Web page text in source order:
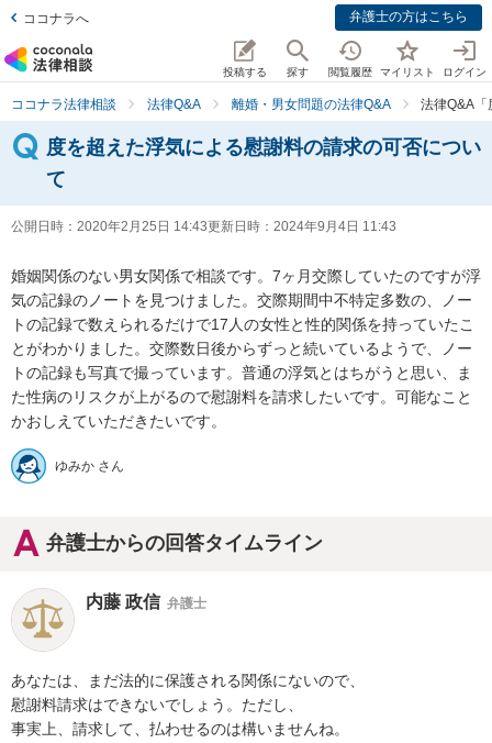
ココナラへ 弁護士の方はこちら
投稿する 探す 閲覧履歴 マイリスト ログイン
ココナラ法律相談 法律Q&A 離婚・男女問題の法律Q&A 法律Q&A
度を超えた浮気による慰謝料の請求の可否につい
て
公開日時： 2020年2月25日 14:43更新日時： 2024年9月4日 11:43
婚姻関係のない男女関係で相談です。7ヶ月交際していたのですが浮
気の記録のノートを見つけました。交際期間中不特定多数の、ノー
トの記録で数えられるだけで17人の女性と性的関係を持っていたこ
とがわかりました。交際数日後からずっと続いているようで、ノー
トの記録も写真で撮っています。普通の浮気とはちがうと思い、ま
た性病のリスクが上がるので慰謝料を請求したいです。可能なこと
かおしえていただきたいです。
ゆみか さん
弁護士からの回答タイムライン
内藤 政信 弁護士
あなたは、まだ法的に保護される関係にないので、
慰謝料請求はできないでしょう。ただし、
事実上、請求して、払わせるのは構いませんね。